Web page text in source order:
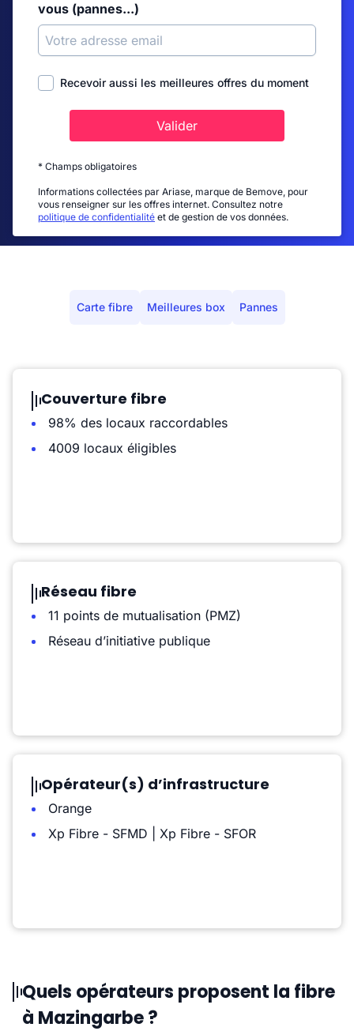
vous (pannes...)
Recevoir aussi les meilleures offres du moment
Valider
* Champs obligatoires
Informations collectées par Ariase, marque de Bemove, pour
vous renseigner sur les offres internet. Consultez notre
politique de confidentialité et de gestion de vos données.
Carte fibre Meilleures box Pannes
Couverture fibre
98% des locaux raccordables
4009 locaux éligibles
Réseau fibre
11 points de mutualisation (PMZ)
Réseau d’initiative publique
Opérateur(s) d’infrastructure
Orange
Xp Fibre - SFMD | Xp Fibre - SFOR
Quels opérateurs proposent la fibre
à Mazingarbe ?